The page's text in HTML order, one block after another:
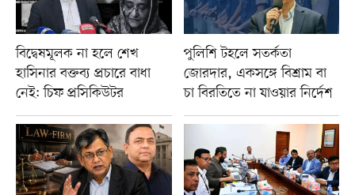
বিদ্বেষমূলক না হলে শেখ
হাসিনার বক্তব্য প্রচারে বাধা
নেই: চিফ প্রসিকিউটর
পুলিশি টহলে সতর্কতা
জোরদার, একসঙ্গে বিশ্রাম বা
চা বিরতিতে না যাওয়ার নির্দেশ